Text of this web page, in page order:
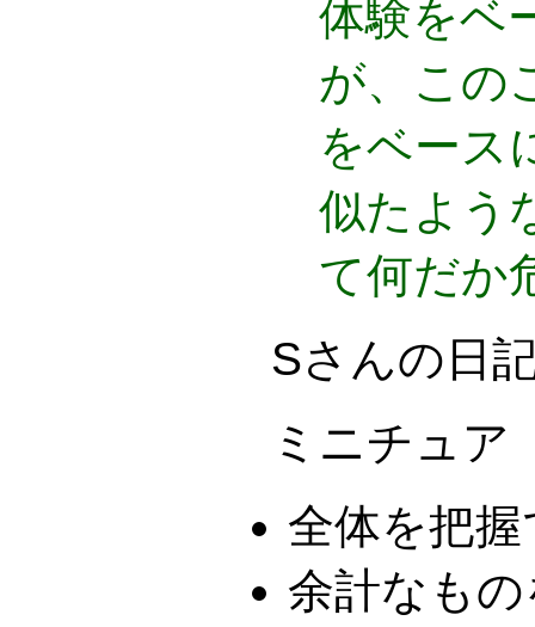
体験をベ
が、この
をベース
似たよう
て何だか
Sさんの日
ミニチュア
全体を把
余計なも